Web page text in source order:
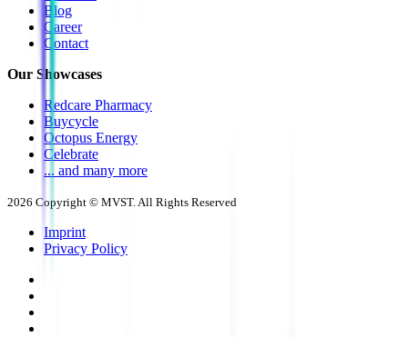
Blog
Career
Contact
Our Showcases
Redcare Pharmacy
Buycycle
Octopus Energy
Celebrate
... and many more
2026 Copyright © MVST. All Rights Reserved
Imprint
Privacy Policy